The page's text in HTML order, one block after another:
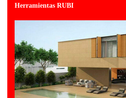
Herramientas RUBI